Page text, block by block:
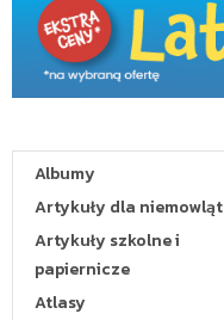
Albumy
Artykuły dla niemowląt
Artykuły szkolne i
papiernicze
Atlasy